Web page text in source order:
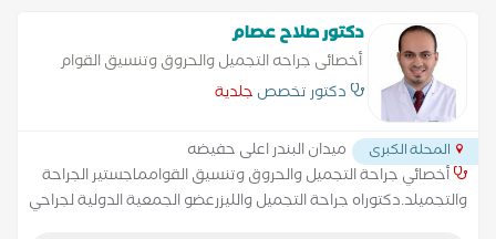
دكتور صلاح عصام
أخصائى جراحه التجميل والحروق وتنسيق القوام
دكتور تخصص جلدية
المحلة الكبرى
ميدان البندر اعلى حفيضه
أخصائي جراحة التجميل والحروق وتنسيق القوامماجستير الجراحة
والتجميلد.دكتوراه جراحة التجميل والليزرعضو الجمعية الدولية لجراحي